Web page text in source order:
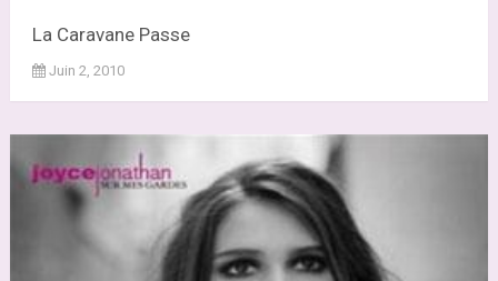
La Caravane Passe
Juin 2, 2010